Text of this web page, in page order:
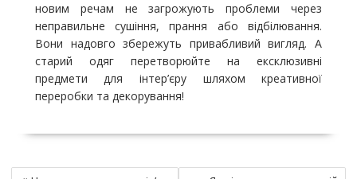
новим речам не загрожують проблеми через
неправильне сушіння, прання або відбілювання.
Вони надовго збережуть привабливий вигляд. А
старий одяг перетворюйте на ексклюзивні
предмети для інтер’єру шляхом креативної
переробки та декорування!